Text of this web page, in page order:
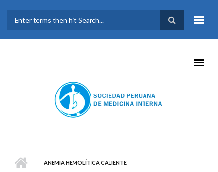
FORMULARIO DE
BÚSQUEDA
ANEMIA HEMOLÍTICA CALIENTE